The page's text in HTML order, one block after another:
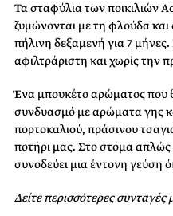
Τα σταφύλια των ποικιλιών
ζυμώνονται με τη φλούδα και
πήλινη δεξαμενή για 7
αφιλτράριστη και χωρίς την
Ένα μπουκέτο αρώματος που
συνδυασμό με αρώματα γης
πορτοκαλιού, πράσινου
ποτήρι μας. Στο στόμα απλώς
συνοδεύει μια έντονη γεύση
Δείτε περισσότερες